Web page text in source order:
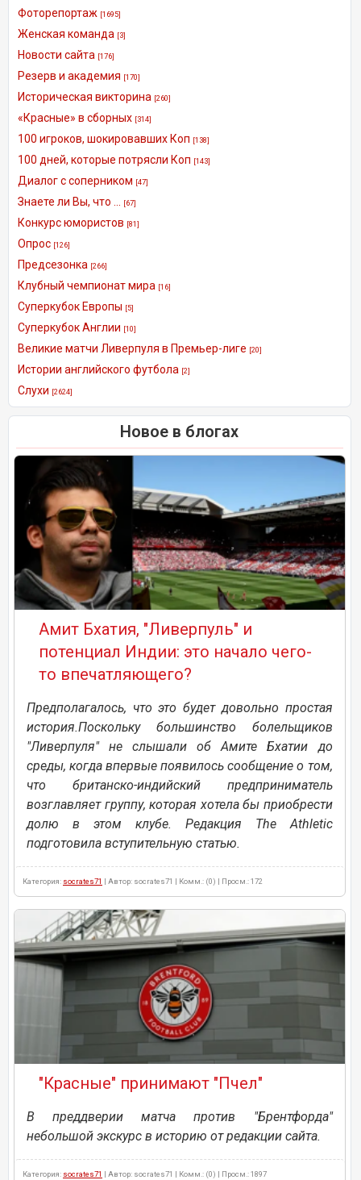
Фоторепортаж [1695]
Женская команда [3]
Новости сайта [176]
Резерв и академия [170]
Историческая викторина [260]
«Красные» в сборных [314]
100 игроков, шокировавших Коп [138]
100 дней, которые потрясли Коп [143]
Диалог с соперником [47]
Знаете ли Вы, что ... [67]
Конкурс юмористов [81]
Опрос [126]
Предсезонка [266]
Клубный чемпионат мира [16]
Суперкубок Европы [5]
Суперкубок Англии [10]
Великие матчи Ливерпуля в Премьер-лиге [20]
Истории английского футбола [2]
Слухи [2624]
Новое в блогах
Амит Бхатия, "Ливерпуль" и
потенциал Индии: это начало чего-
то впечатляющего?
Предполагалось, что это будет довольно простая
история.Поскольку большинство болельщиков
"Ливерпуля" не слышали об Амите Бхатии до
среды, когда впервые появилось сообщение о том,
что британско-индийский предприниматель
возглавляет группу, которая хотела бы приобрести
долю в этом клубе. Редакция The Athletic
подготовила вступительную статью.
Категория: socrates71 | Автор: socrates71 | Комм.: (0) | Просм.: 172
"Красные" принимают "Пчел"
В преддверии матча против "Брентфорда"
небольшой экскурс в историю от редакции сайта.
Категория: socrates71 | Автор: socrates71 | Комм.: (0) | Просм.: 1897